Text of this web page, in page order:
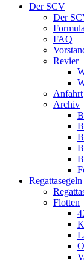
Der SCV
Der
FAQ
Revier
Anfahrt
Archiv
Regattasegeln
Flotten